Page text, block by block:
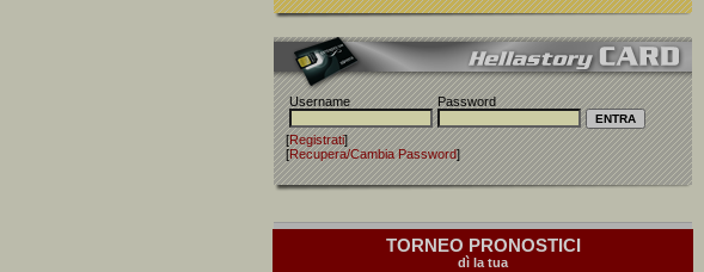
Username Password
[Registrati]
[Recupera/Cambia Password]
TORNEO PRONOSTICI
dì la tua